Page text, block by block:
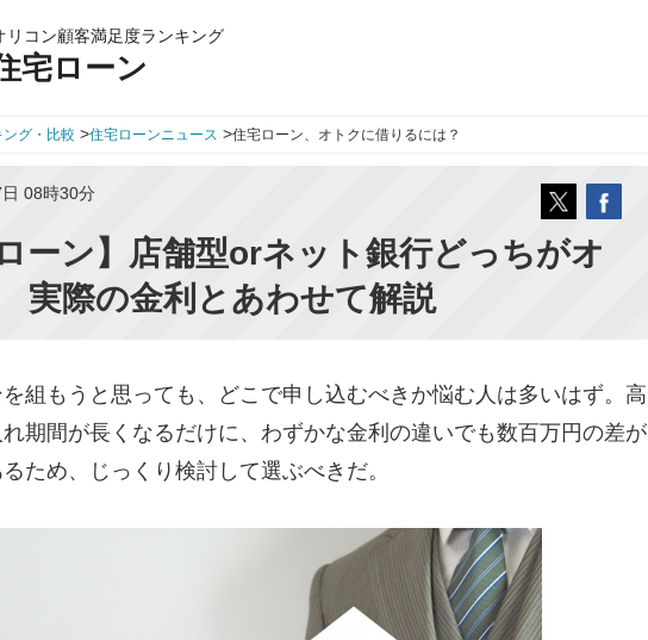
リコン顧客満足度ランキング
宅ローン
グ・比較 >住宅ローンニュース >住宅ローン、オトクに借りるには？
08時30分
ローン】店舗型orネット銀行どっちがオ
実際の金利とあわせて解説
組もうと思っても、どこで申し込むべきか悩む人は多いはず。高
期間が長くなるだけに、わずかな金利の違いでも数百万円の差が
ため、じっくり検討して選ぶべきだ。